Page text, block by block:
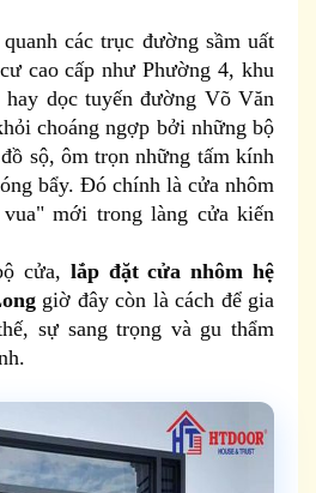
các trục đường sầm uất
cao cấp như Phường 4, khu
dọc tuyến đường Võ Văn
choáng ngợp bởi những bộ
sộ, ôm trọn những tấm kính
bẩy. Đó chính là cửa nhôm
mới trong làng cửa kiến
cửa, lắp đặt cửa nhôm hệ
giờ đây còn là cách để gia
sự sang trọng và gu thẩm